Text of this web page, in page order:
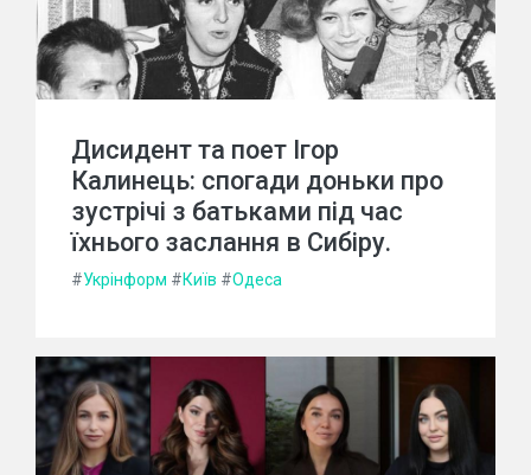
Дисидент та поет Ігор
Калинець: спогади доньки про
зустрічі з батьками під час
їхнього заслання в Сибіру.
#Укрінформ #Київ #Одеса